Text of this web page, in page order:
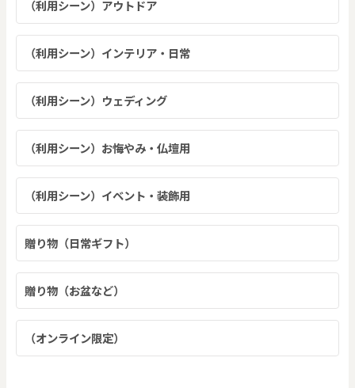
（利用シーン）アウトドア
（利用シーン）インテリア・日常
（利用シーン）ウェディング
（利用シーン）お悔やみ・仏壇用
（利用シーン）イベント・装飾用
贈り物（日常ギフト）
贈り物（お盆など）
（オンライン限定）